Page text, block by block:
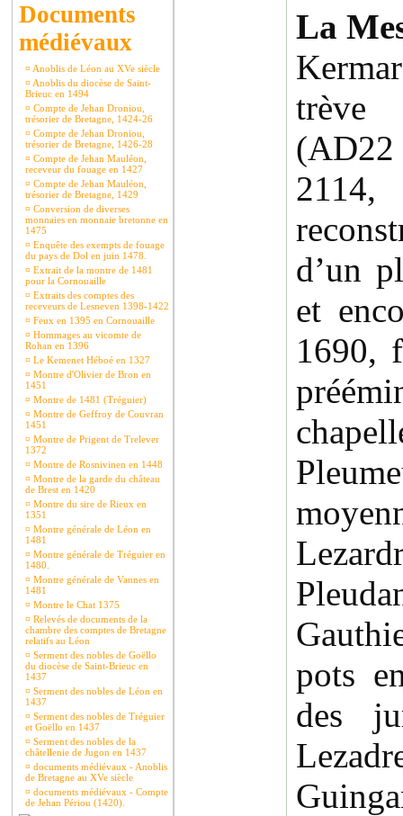
Documents
médiévaux
¤ Anoblis de Léon au XVe siècle
¤ Anoblis du diocèse de Saint-
Brieuc en 1494
¤ Compte de Jehan Droniou,
trésorier de Bretagne, 1424-26
¤ Compte de Jehan Droniou,
trésorier de Bretagne, 1426-28
¤ Compte de Jehan Mauléon,
receveur du fouage en 1427
¤ Compte de Jehan Mauléon,
trésorier de Bretagne, 1429
¤ Conversion de diverses
monnaies en monnaie bretonne en
1475
¤ Enquête des exempts de fouage
du pays de Dol en juin 1478.
¤ Extrait de la montre de 1481
pour la Cornouaille
¤ Extraits des comptes des
receveurs de Lesneven 1398-1422
¤ Feux en 1395 en Cornouaille
¤ Hommages au vicomte de
Rohan en 1396
¤ Le Kemenet Héboé en 1327
¤ Montre d'Olivier de Bron en
1451
¤ Montre de 1481 (Tréguier)
¤ Montre de Geffroy de Couvran
1451
¤ Montre de Prigent de Trelever
1372
¤ Montre de Rosnivinen en 1448
¤ Montre de la garde du château
de Brest en 1420
¤ Montre du sire de Rieux en
1351
¤ Montre générale de Léon en
1481
¤ Montre générale de Tréguier en
1480.
¤ Montre générale de Vannes en
1481
¤ Montre le Chat 1375
¤ Relevés de documents de la
chambre des comptes de Bretagne
relatifs au Léon
¤ Serment des nobles de Goëllo
du diocèse de Saint-Brieuc en
1437
¤ Serment des nobles de Léon en
1437
¤ Serment des nobles de Tréguier
et Goëllo en 1437
¤ Serment des nobles de la
châtellenie de Jugon en 1437
¤ documents médiévaux - Anoblis
de Bretagne au XVe siècle
¤ documents médiévaux - Compte
de Jehan Périou (1420).
La
trève
d’un
et
1690,
pots
des